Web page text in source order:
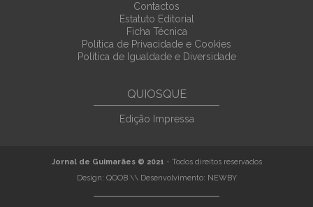
Contactos
Estatuto Editorial
Ficha Técnica
Política de Privacidade e Cookies
Política de Igualdade e Diversidade
QUIOSQUE
Edição Impressa
Jornal de Guimarães © 2021 - Todos direitos reservados
Design: QOOB\\ Desenvolvimento: NEWBY